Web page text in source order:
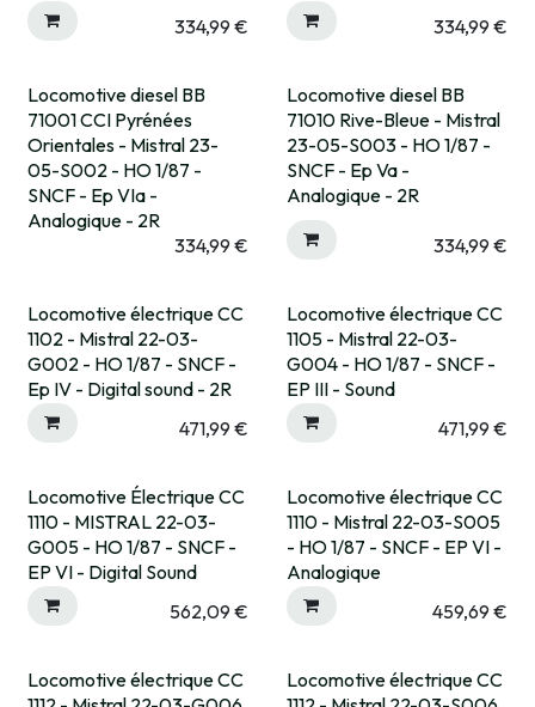
334,99 €
334,99 €
Rupture fournisseur
Locomotive diesel BB
71001 CCI Pyrénées
Orientales - Mistral 23-
05-S002 - HO 1/87 -
SNCF - Ep VIa -
Analogique - 2R
334,99 €
Pré-commande
Locomotive diesel BB
71010 Rive-Bleue - Mistral
23-05-S003 - HO 1/87 -
SNCF - Ep Va -
Analogique - 2R
334,99 €
Locomotive électrique CC
1102 - Mistral 22-03-
G002 - HO 1/87 - SNCF -
Ep IV - Digital sound - 2R
471,99 €
Locomotive électrique CC
1105 - Mistral 22-03-
G004 - HO 1/87 - SNCF -
EP III - Sound
471,99 €
Locomotive Électrique CC
1110 - MISTRAL 22-03-
G005 - HO 1/87 - SNCF -
EP VI - Digital Sound
562,09 €
Locomotive électrique CC
1110 - Mistral 22-03-S005
- HO 1/87 - SNCF - EP VI -
Analogique
459,69 €
Locomotive électrique CC
Locomotive électrique CC